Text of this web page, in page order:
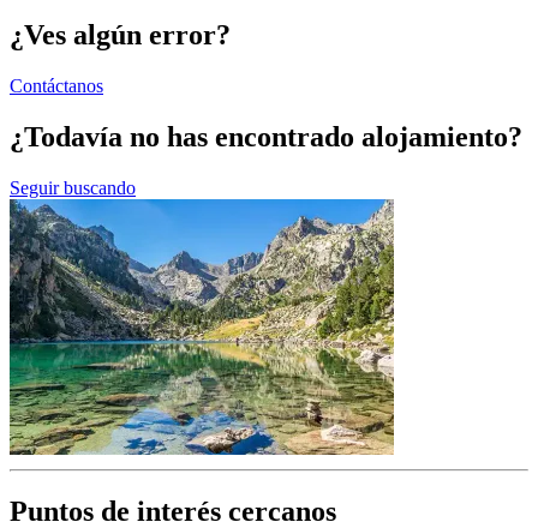
¿Ves algún error?
Contáctanos
¿Todavía no has encontrado alojamiento?
Seguir buscando
Puntos de interés cercanos